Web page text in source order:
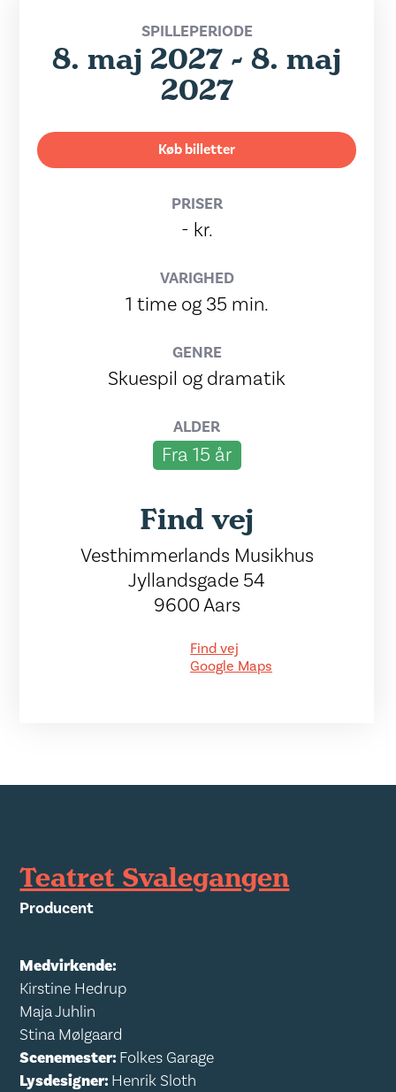
SPILLEPERIODE
8. maj 2027 - 8. maj
2027
Køb billetter
PRISER
- kr.
VARIGHED
1 time og 35 min.
GENRE
Skuespil og dramatik
ALDER
Fra 15 år
Find vej
Vesthimmerlands Musikhus
Jyllandsgade 54
9600 Aars
Find vej
Google Maps
Teatret Svalegangen
Producent
Medvirkende:
Kirstine Hedrup
Maja Juhlin
Stina Mølgaard
Scenemester: Folkes Garage
Lysdesigner: Henrik Sloth